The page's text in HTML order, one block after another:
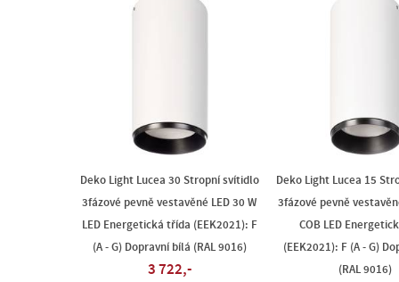
Deko Light Lucea 30 Stropní svítidlo
3fázové pevně vestavěné LED 30 W
LED Energetická třída (EEK2021): F
(A - G) Dopravní bílá (RAL 9016)
3 722,-
Deko Light Lucea 15
3fázové pevně
COB LED
(EEK2021): F (A - G)
(RAL 9016)